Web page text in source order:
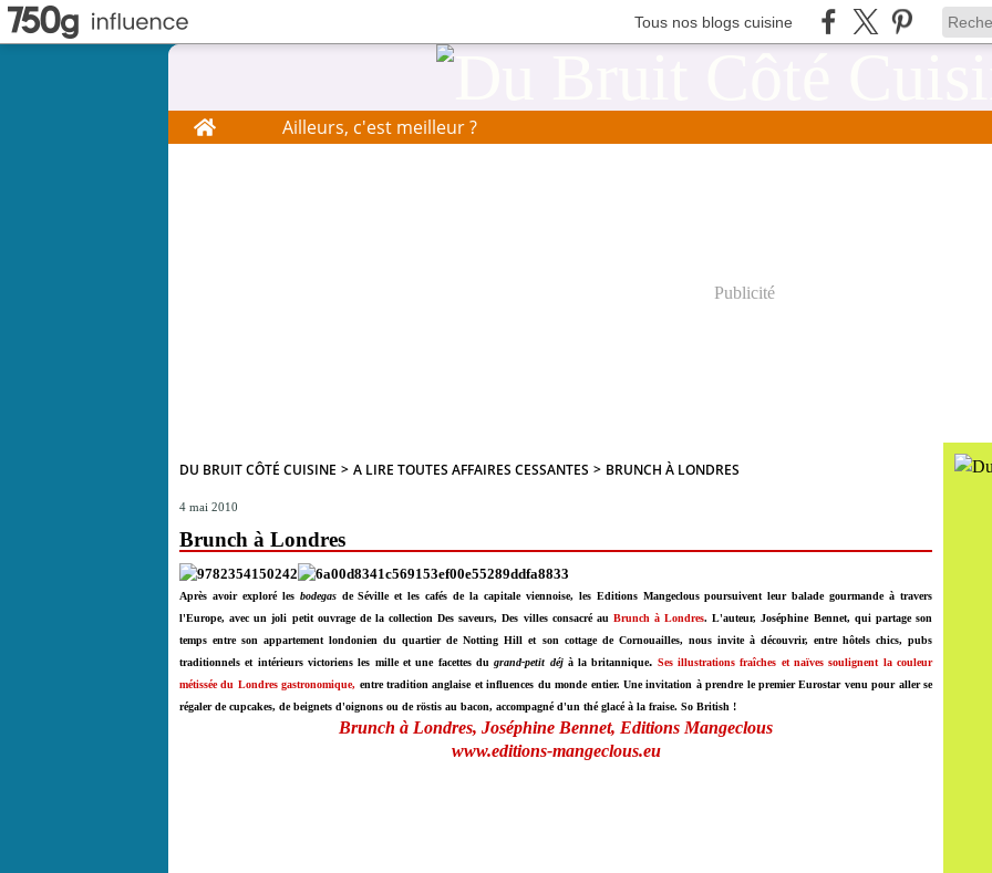
Tous nos blogs cuisine
Home Ailleurs, c'est meilleur ?
Publicité
DU BRUIT CÔTÉ CUISINE > A LIRE TOUTES AFFAIRES CESSANTES > BRUNCH À LONDRES
4 mai 2010
Brunch à Londres
Après avoir exploré lesbodegasde Séville et les cafés de la capitale viennoise, les Editions Mangeclous poursuivent leur balade gourmande à travers
l'Europe, avec un joli petit ouvrage de la collection Des saveurs, Des villes consacré au Brunch à Londres. L'auteur, Joséphine Bennet, qui partage son
temps entre son appartement londonien du quartier de Notting Hillet son cottage de Cornouailles, nous invite à découvrir, entre hôtels chics, pubs
traditionnels et intérieurs victoriens les mille et une facettes dugrand-petit déj à la britannique. Ses illustrationsfraîches et naïves soulignent la couleur
métissée du Londres gastronomique, entre tradition anglaise et influences du monde entier. Une invitation à prendre le premier Eurostar venu pour aller se
régaler de cupcakes, de beignets d'oignons ou de röstis au bacon, accompagné d'un thé glacé à la fraise. So British !
Brunch à Londres, Joséphine Bennet, Editions Mangeclous
www.editions-mangeclous.eu